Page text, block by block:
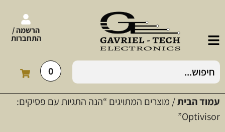
הרשמה /
התחברות
0
עמוד הבית/ מוצרים המתויגים “הנה התגיות עם פסיקים:
Optivisor”